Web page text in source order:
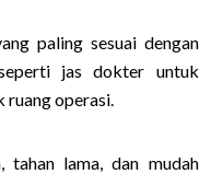
paling sesuai dengan
jas dokter untuk
operasi.
tahan lama, dan mudah